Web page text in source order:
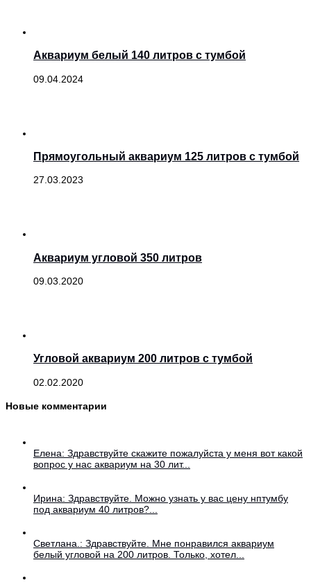
Аквариум белый 140 литров с тумбой
09.04.2024
Прямоугольный аквариум 125 литров с тумбой
27.03.2023
Аквариум угловой 350 литров
09.03.2020
Угловой аквариум 200 литров с тумбой
02.02.2020
Новые комментарии
Елена: Здравствуйте скажите пожалуйста у меня вот какой
вопрос у нас аквариум на 30 лит...
Ирина: Здравствуйте. Можно узнать у вас цену нптумбу
под аквариум 40 литров?...
Светлана.: Здравствуйте. Мне понравился аквариум
белый угловой на 200 литров. Только, хотел...